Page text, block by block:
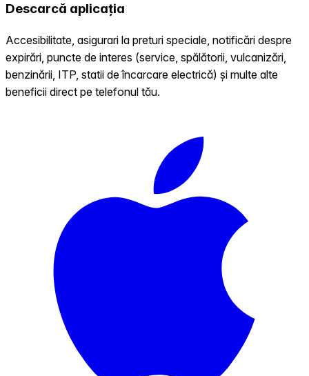
Descarcă aplicația
Accesibilitate, asigurari la preturi speciale, notificări despre
expirări, puncte de interes (service, spălătorii, vulcanizări,
benzinării, ITP, statii de încarcare electrică) și multe alte
beneficii direct pe telefonul tău.